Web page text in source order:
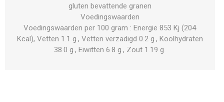
gluten bevattende granen
Voedingswaarden
Voedingswaarden per 100 gram : Energie 853 Kj (204
Kcal), Vetten 1.1 g., Vetten verzadigd 0.2 g., Koolhydraten
38.0 g., Eiwitten 6.8 g., Zout 1.19 g.